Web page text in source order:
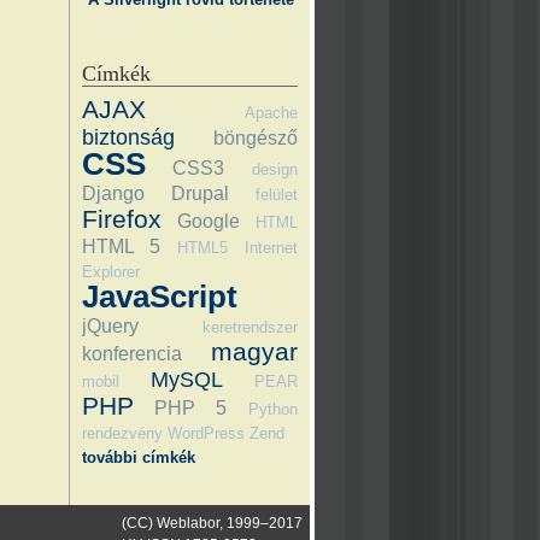
Címkék
AJAX Apache
biztonság böngésző
CSS CSS3 design
Django Drupal felület
Firefox Google HTML
HTML 5 HTML5
Internet
Explorer
JavaScript
jQuery keretrendszer
konferencia magyar
mobil MySQL PEAR
PHP PHP 5
Python
rendezvény WordPress Zend
további címkék
(CC) Weblabor, 1999–2017